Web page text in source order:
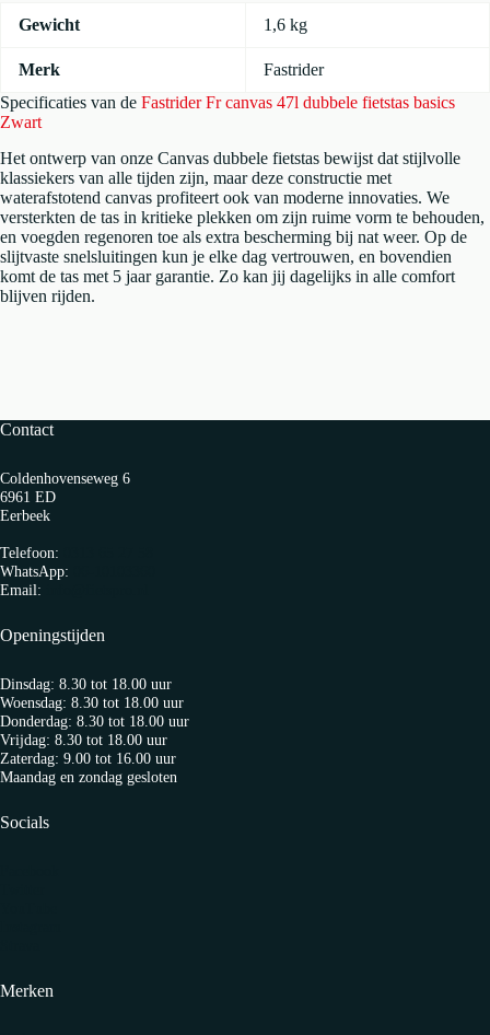
Specificaties van de Fastrider Fr canvas 47l dubbele fietstas basics
Zwart
Het ontwerp van onze Canvas dubbele fietstas bewijst dat stijlvolle
klassiekers van alle tijden zijn, maar deze constructie met
waterafstotend canvas profiteert ook van moderne innovaties. We
versterkten de tas in kritieke plekken om zijn ruime vorm te behouden,
en voegden regenoren toe als extra bescherming bij nat weer. Op de
slijtvaste snelsluitingen kun je elke dag vertrouwen, en bovendien
komt de tas met 5 jaar garantie. Zo kan jij dagelijks in alle comfort
blijven rijden.
Gewicht 1,6 kg
Merk Fastrider
Contact
Coldenhovenseweg 6
6961 ED
Eerbeek
Telefoon:
WhatsApp:
Email:
Openingstijden
Dinsdag: 8.30 tot 18.00 uur
Woensdag: 8.30 tot 18.00 uur
Donderdag: 8.30 tot 18.00 uur
Vrijdag: 8.30 tot 18.00 uur
Zaterdag: 9.00 tot 16.00 uur
Maandag en zondag gesloten
Socials
Merken